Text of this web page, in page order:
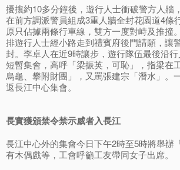
擾攘約10多分鐘後，遊行人士衝破警方人牆
在前方調派警員組成3重人牆全封花園道4條
原只佔據兩條行車線，雙方一度對峙及推撞
排遊行人士經小路走到禮賓府後門請願，讓
封。李卓人在近9時讓步，遊行隊伍最後沿
短暫集會，高呼「梁振英，可恥」，指梁在
烏龜、攀附財團」，又罵張建宗「潛水」。
返長江中心集會。
長實獲頒禁令禁示威者入長江
長江中心外的集會今日下午2時至5時將舉辦
有木偶戲等，工會呼籲工友帶同女子出席。